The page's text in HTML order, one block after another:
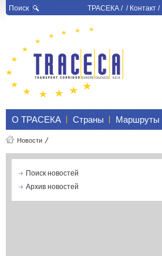
Поиск ТРАСЕКА/ /Контакт/
О ТРАСЕКА Страны Маршруты
Новости
Поиск новостей
Архив новостей